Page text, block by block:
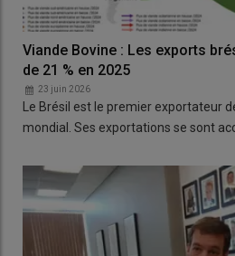
Viande Bovine : Les exports
de 21 % en 2025
23 juin 2026
Le Brésil est le premier exportateur
mondial. Ses exportations se sont